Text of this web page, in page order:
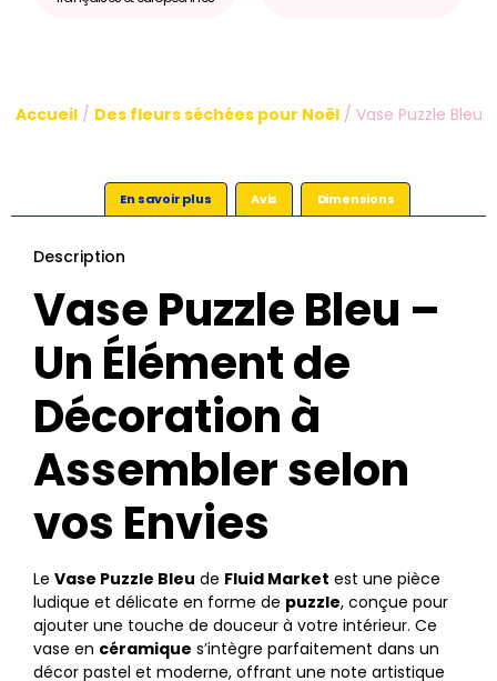
Accueil/ Des fleurs séchées pour Noël/ Vase Puzzle Bleu
En savoir plus Avis Dimensions
Description
Vase Puzzle Bleu –
Un Élément de
Décoration à
Assembler selon
vos Envies
Le Vase Puzzle Bleu de Fluid Market est une pièce
ludique et délicate en forme de puzzle, conçue pour
ajouter une touche de douceur à votre intérieur. Ce
vase en céramique s’intègre parfaitement dans un
décor pastel et moderne, offrant une note artistique